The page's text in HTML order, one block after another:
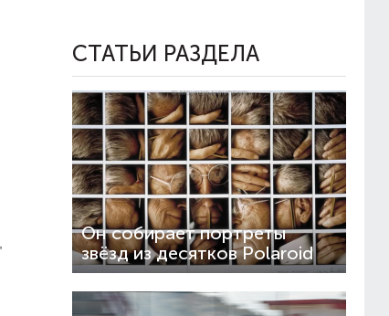
СТАТЬИ РАЗДЕЛА
Он собирает портреты
звёзд из десятков Polaroid